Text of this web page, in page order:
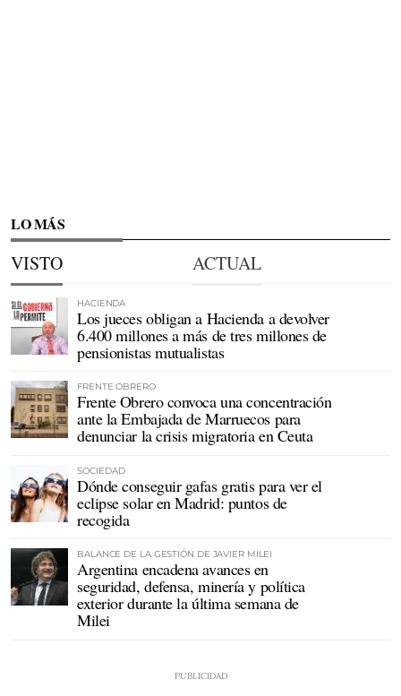
LO MÁS
VISTO ACTUAL
HACIENDA
Los jueces obligan a Hacienda a devolver
6.400 millones a más de tres millones de
pensionistas mutualistas
FRENTE OBRERO
Frente Obrero convoca una concentración
ante la Embajada de Marruecos para
denunciar la crisis migratoria en Ceuta
SOCIEDAD
Dónde conseguir gafas gratis para ver el
eclipse solar en Madrid: puntos de
recogida
BALANCE DE LA GESTIÓN DE JAVIER MILEI
Argentina encadena avances en
seguridad, defensa, minería y política
exterior durante la última semana de
Milei